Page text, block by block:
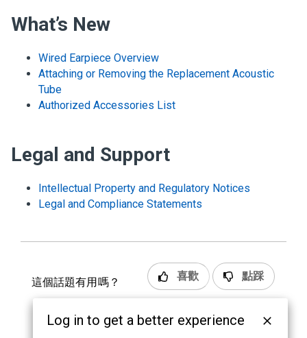
What’s New
Wired Earpiece Overview
Attaching or Removing the Replacement Acoustic
Tube
Authorized Accessories List
Legal and Support
Intellectual Property and Regulatory Notices
Legal and Compliance Statements
這個話題有用嗎？ 喜歡 點踩
Log in to get a better experience